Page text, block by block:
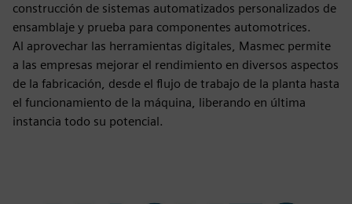
construcción de sistemas automatizados personalizados de
ensamblaje y prueba para componentes automotrices.
Al aprovechar las herramientas digitales, Masmec permite
a las empresas mejorar el rendimiento en diversos aspectos
de la fabricación, desde el flujo de trabajo de la planta hasta
el funcionamiento de la máquina, liberando en última
instancia todo su potencial.